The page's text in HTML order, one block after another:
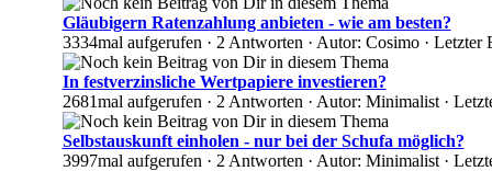
Gläubigern Ratenzahlung anbieten - wie am besten?
3334mal aufgerufen · 2 Antworten · Autor: Cosimo ·
In festverzinsliche Wertpapiere investieren?
2681mal aufgerufen · 2 Antworten · Autor: Minimalist ·
Selbstauskunft einholen - nur bei der Schufa möglich?
3997mal aufgerufen · 2 Antworten · Autor: Minimalist ·